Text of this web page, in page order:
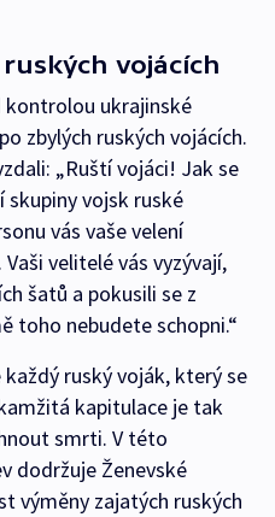
vojácích
kontrolou ukrajinské
zbylých ruských vojácích.
„Ruští vojáci! Jak se
skupiny vojsk ruské
vás vaše velení
velitelé vás vyzývají,
šatů a pokusili se z
toho nebudete schopni.“
ruský voják, který se
kapitulace je tak
smrti. V této
dodržuje Ženevské
výměny zajatých ruských